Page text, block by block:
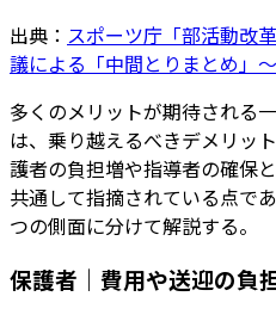
出典： スポーツ庁「部活動改
議による「中間とりまとめ」〜
多くのメリットが期待される
は、乗り越えるべきデメリッ
護者の負担増や指導者の確保
共通して指摘されている点で
つの側面に分けて解説する。
保護者｜費用や送迎の負